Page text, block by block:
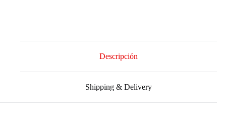
Descripción
Shipping & Delivery